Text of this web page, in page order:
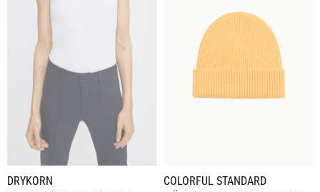
DRYKORN
COLORFUL STANDARD